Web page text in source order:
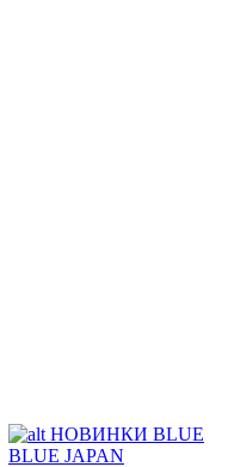
НОВИНКИ BLUE
BLUE JAPAN